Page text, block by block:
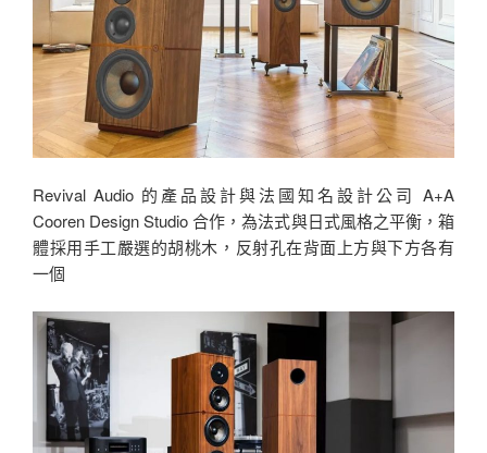
Revival Audio 的產品設計與法國知名設計公司 A+A
Cooren Design Studio 合作，為法式與日式風格之平衡，箱
體採用手工嚴選的胡桃木，反射孔在背面上方與下方各有
一個